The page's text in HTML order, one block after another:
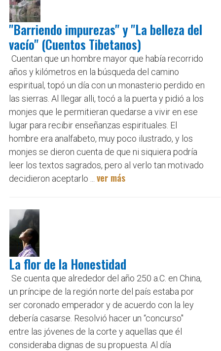
"Barriendo impurezas" y "La belleza del
vacío" (Cuentos Tibetanos)
Cuentan que un hombre mayor que había recorrido
años y kilómetros en la búsqueda del camino
espiritual, topó un día con un monasterio perdido en
las sierras. Al llegar alli, tocó a la puerta y pidió a los
monjes que le permitieran quedarse a vivir en ese
lugar para recibir enseñanzas espirituales. El
hombre era analfabeto, muy poco ilustrado, y los
monjes se dieron cuenta de que ni siquiera podría
leer los textos sagrados, pero al verlo tan motivado
decidieron aceptarlo ... ver más
La flor de la Honestidad
Se cuenta que alrededor del año 250 a.C. en China,
un príncipe de la región norte del país estaba por
ser coronado emperador y de acuerdo con la ley
debería casarse. Resolvió hacer un “concurso"
entre las jóvenes de la corte y aquellas que él
consideraba dignas de su propuesta. Al día